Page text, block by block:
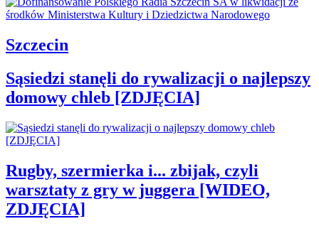
Szczecin
Sąsiedzi stanęli do rywalizacji o najlepszy
domowy chleb [ZDJĘCIA]
Rugby, szermierka i... zbijak, czyli
warsztaty z gry w juggera [WIDEO,
ZDJĘCIA]